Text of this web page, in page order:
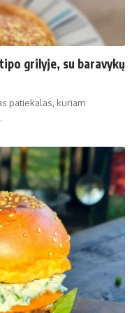
grilyje, su baravykų
patiekalas, kuriam